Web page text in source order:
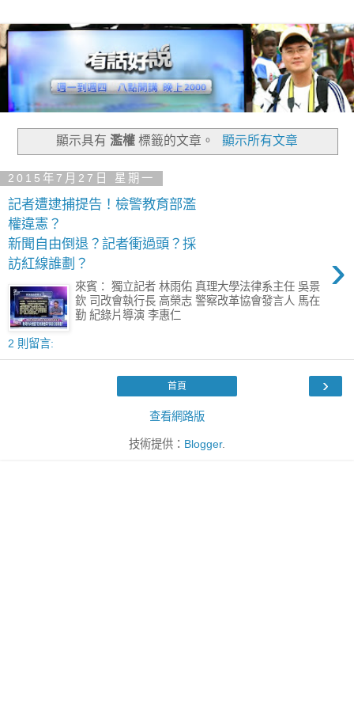
顯示具有 濫權標籤的文章。 顯示所有文章
2015年7月27日 星期一
記者遭逮捕提告！檢警教育部濫
權違憲？
新聞自由倒退？記者衝過頭？採
訪紅線誰劃？
›
來賓： 獨立記者 林雨佑 真理大學法律系主任 吳景
欽 司改會執行長 高榮志 警察改革協會發言人 馬在
勤 紀錄片導演 李惠仁
2 則留言:
›
首頁
查看網路版
技術提供： Blogger.